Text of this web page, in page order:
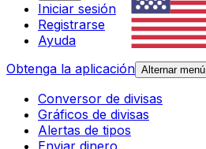
Iniciar sesión
Registrarse
Ayuda
Obtenga la aplicación Alternar menú
Conversor de divisas
Gráficos de divisas
Alertas de tipos